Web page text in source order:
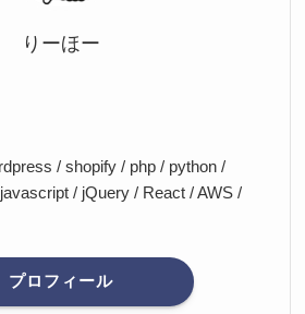
りーほー
/ shopify / php / python /
/ jQuery / React / AWS /
プロフィール